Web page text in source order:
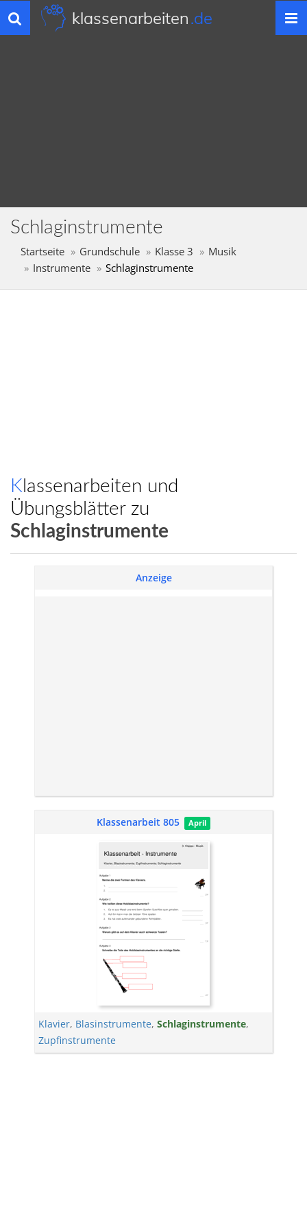
Toggle
navigation
klassenarbeiten.de
Schlaginstrumente
Startseite Grundschule Klasse 3
Musik
Instrumente
Schlaginstrumente
Klassenarbeiten und
Übungsblätter zu
Schlaginstrumente
Anzeige
Klassenarbeit 805 April
Klavier, Blasinstrumente, Schlaginstrumente,
Zupfinstrumente